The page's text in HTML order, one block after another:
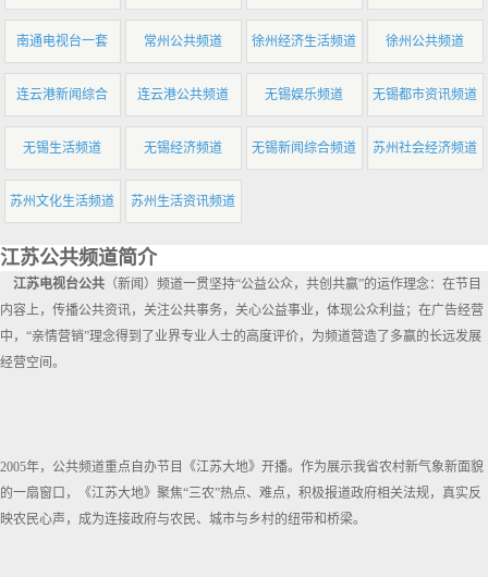
南通电视台一套 常州公共频道 徐州经济生活频道 徐州公共频道
连云港新闻综合 连云港公共频道 无锡娱乐频道 无锡都市资讯频道
无锡生活频道 无锡经济频道 无锡新闻综合频道 苏州社会经济频道
苏州文化生活频道 苏州生活资讯频道
江苏公共频道简介
江苏电视台公共 （新闻）频道一贯坚持“公益公众，共创共赢”的运作理念：在节目
内容上，传播公共资讯，关注公共事务，关心公益事业，体现公众利益；在广告经营
中，“亲情营销”理念得到了业界专业人士的高度评价，为频道营造了多赢的长远发展
经营空间。
2005年，公共频道重点自办节目《江苏大地》开播。作为展示我省农村新气象新面貌
的一扇窗口，《江苏大地》聚焦“三农”热点、难点，积极报道政府相关法规，真实反
映农民心声，成为连接政府与农民、城市与乡村的纽带和桥梁。